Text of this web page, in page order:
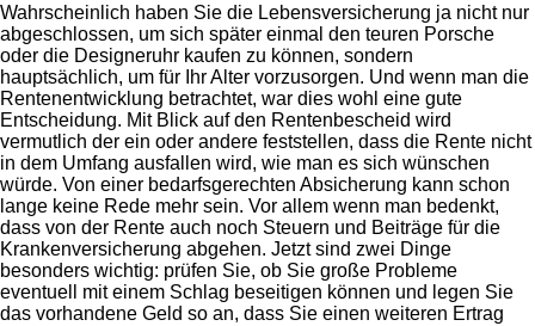
Wahrscheinlich haben Sie die Lebensversicherung ja nicht nur
abgeschlossen, um sich später einmal den teuren Porsche
oder die Designeruhr kaufen zu können, sondern
hauptsächlich, um für Ihr Alter vorzusorgen. Und wenn man die
Rentenentwicklung betrachtet, war dies wohl eine gute
Entscheidung. Mit Blick auf den Rentenbescheid wird
vermutlich der ein oder andere feststellen, dass die Rente nicht
in dem Umfang ausfallen wird, wie man es sich wünschen
würde. Von einer bedarfsgerechten Absicherung kann schon
lange keine Rede mehr sein. Vor allem wenn man bedenkt,
dass von der Rente auch noch Steuern und Beiträge für die
Krankenversicherung abgehen. Jetzt sind zwei Dinge
besonders wichtig: prüfen Sie, ob Sie große Probleme
eventuell mit einem Schlag beseitigen können und legen Sie
das vorhandene Geld so an, dass Sie einen weiteren Ertrag